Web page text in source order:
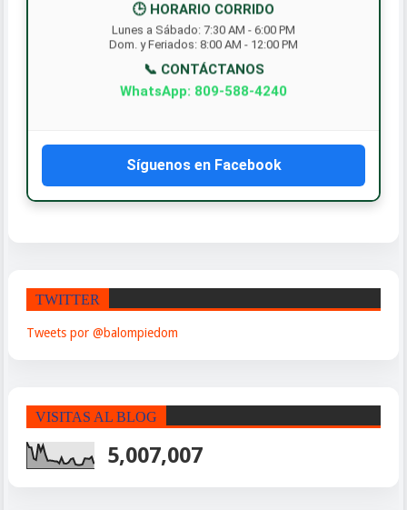
🕒 HORARIO CORRIDO
Lunes a Sábado: 7:30 AM - 6:00 PM
Dom. y Feriados: 8:00 AM - 12:00 PM
📞 CONTÁCTANOS
WhatsApp: 809-588-4240
Síguenos en Facebook
TWITTER
Tweets por @balompiedom
VISITAS AL BLOG
5,007,007